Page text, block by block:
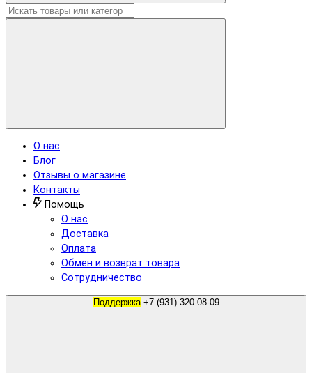
О нас
Блог
Отзывы о магазине
Контакты
Помощь
О нас
Доставка
Оплата
Обмен и возврат товара
Сотрудничество
Поддержка +7 (931) 320-08-09